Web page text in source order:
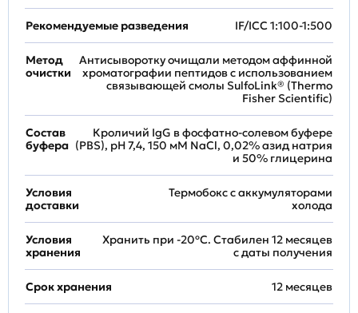
Рекомендуемые разведения IF/ICC 1:100-1:500
Метод
очистки
Антисыворотку очищали методом аффинной
хроматографии пептидов с использованием
связывающей смолы SulfoLink® (Thermo
Fisher Scientific)
Состав
буфера
Кроличий IgG в фосфатно-солевом буфере
(PBS), pH 7,4, 150 мМ NaCl, 0,02% азид натрия
и 50% глицерина
Условия
доставки
Термобокс с аккумуляторами
холода
Условия
хранения
Хранить при -20ºС. Стабилен 12 месяцев
с даты получения
Срок хранения 12 месяцев